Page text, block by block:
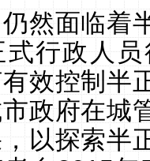
然面临着
式行政人
效控制半
政府在城
以探索半